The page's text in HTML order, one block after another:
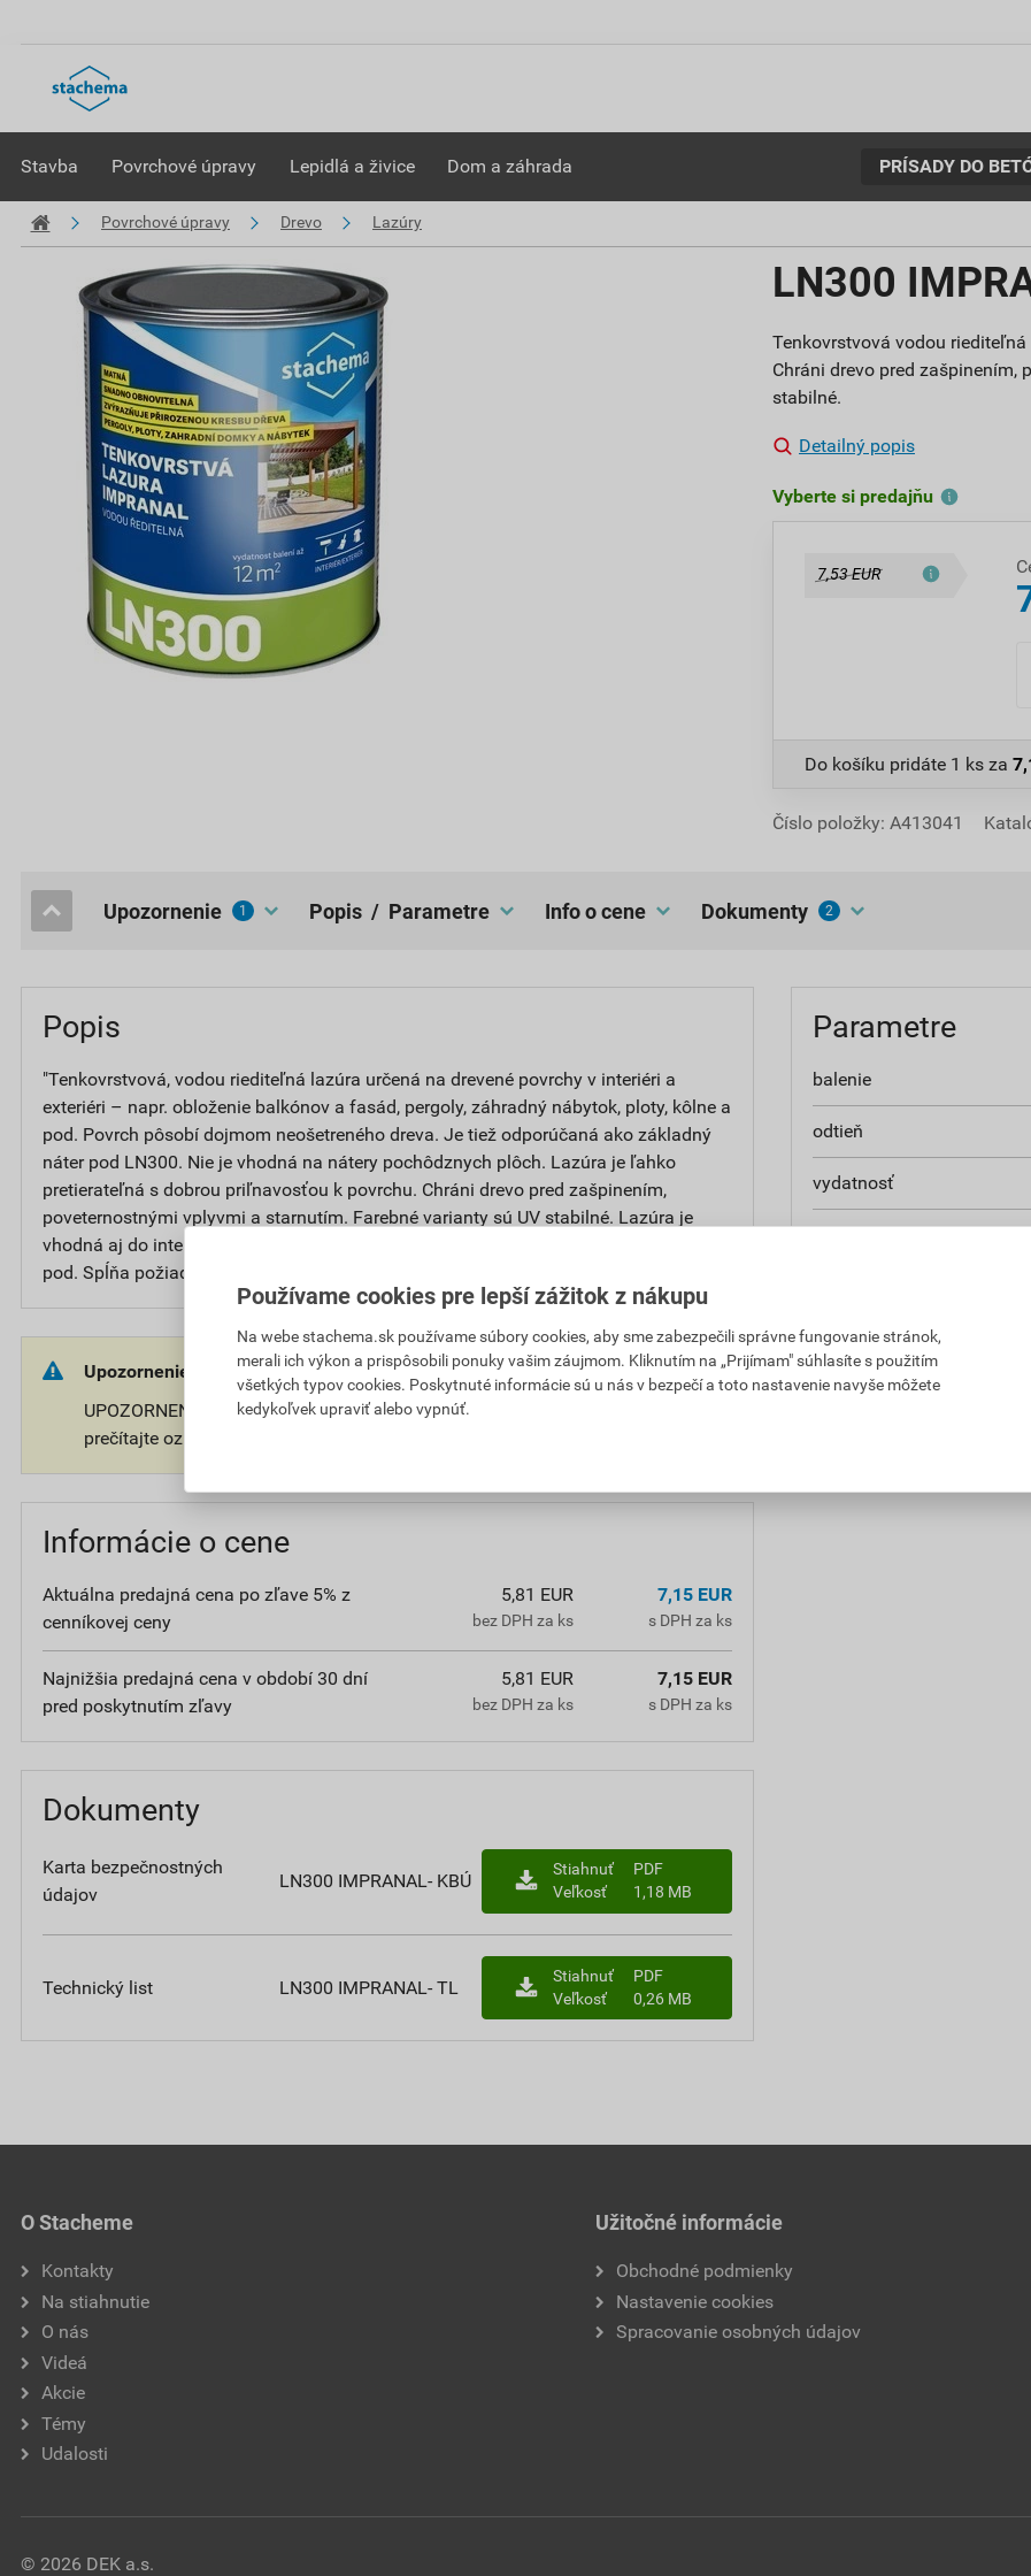
Stavba Povrchové úpravy Lepidlá a živice Dom a záhrada PRÍSADY DO
Povrchové úpravy Drevo Lazúry
LN300
Tenkovrstvová vodou
Chráni drevo pred zašpinením,
stabilné.
Detailný popis
Vyberte si predajňu
7,53 EUR
Do košíku pridáte 1 ks za
Číslo položky: A413041
popis / Parametre
upozornenie 1 Info o cene dokumenty 2
Popis
"Tenkovrstvová, vodou riediteľná lazúra určená na drevené povrchy v interiéri a
exteriéri – napr. obloženie balkónov a fasád, pergoly, záhradný nábytok, ploty, kôlne a
pod. Povrch pôsobí dojmom neošetreného dreva. Je tiež odporúčaná ako základný
náter pod LN300. Nie je vhodná na nátery pochôdznych plôch. Lazúra je ľahko
pretierateľná s dobrou priľnavosťou k povrchu. Chráni drevo pred zašpinením,
poveternostnými vplyvmi a starnutím. Farebné varianty sú UV stabilné. Lazúra je
vhodná aj do interiérov s vysokými nárokmi na hygienu – jedálne, školy, nemocnice a
pod. Spĺňa požiadavky pre použitie na detské hračky."
Upozornenie:
UPOZORNENIE: Používajte ošetrený predmet bezpečne. Pred použitím si vždy
prečítajte označenie a informácie o prípravku.
Informácie o cene
Aktuálna predajná cena po zľave 5% z
cenníkovej ceny
5,81 EUR
bez DPH za ks
7,15 EUR
s DPH za ks
Najnižšia predajná cena v období 30 dní
pred poskytnutím zľavy
5,81 EUR
bez DPH za ks
7,15 EUR
s DPH za ks
Dokumenty
Karta bezpečnostných
údajov
LN300 IMPRANAL- KBÚ
Stiahnuť
PDF
Veľkosť
1,18 MB
Technický list LN300 IMPRANAL- TL
Stiahnuť
PDF
Veľkosť
0,26 MB
Parametre
balenie
odtieň
vydatnosť
použitie
O Stacheme
Kontakty
Na stiahnutie
O nás
Videá
Akcie
Témy
Udalosti
Užitočné informácie
Obchodné podmienky
Nastavenie cookies
Spracovanie osobných údajov
© 2026 DEK a.s.
Používame cookies pre lepší zážitok z nákupu
Na webe stachema.sk používame súbory cookies, aby sme zabezpečili správne fungovanie stránok,
merali ich výkon a prispôsobili ponuky vašim záujmom. Kliknutím na „Prijímam" súhlasíte s použitím
všetkých typov cookies. Poskytnuté informácie sú u nás v bezpečí a toto nastavenie navyše môžete
kedykoľvek upraviť alebo vypnúť.